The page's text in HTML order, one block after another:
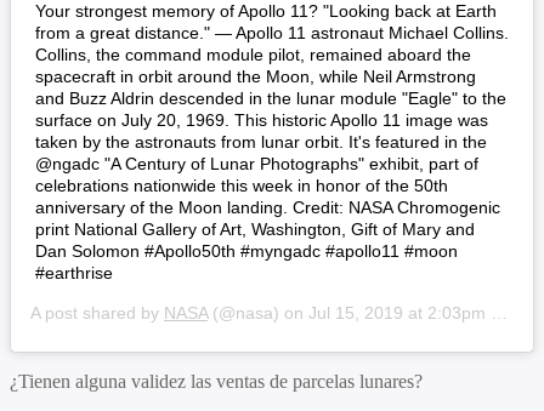
Your strongest memory of Apollo 11? "Looking back at Earth
from a great distance." — Apollo 11 astronaut Michael Collins.
Collins, the command module pilot, remained aboard the
spacecraft in orbit around the Moon, while Neil Armstrong
and Buzz Aldrin descended in the lunar module "Eagle" to the
surface on July 20, 1969. This historic Apollo 11 image was
taken by the astronauts from lunar orbit. It's featured in the
@ngadc "A Century of Lunar Photographs" exhibit, part of
celebrations nationwide this week in honor of the 50th
anniversary of the Moon landing. Credit: NASA Chromogenic
print National Gallery of Art, Washington, Gift of Mary and
Dan Solomon #Apollo50th #myngadc #apollo11 #moon
#earthrise
A post shared by NASA(@nasa) on Jul 15, 2019 at 2:03pm PDT
¿Tienen alguna validez las ventas de parcelas lunares?